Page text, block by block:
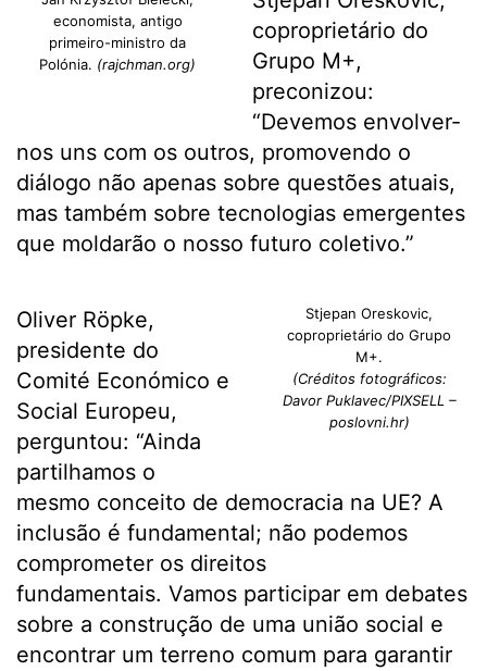
economista, antigo
primeiro-ministro da
Polónia. (rajchman.org)
coproprietário do
Grupo M+,
preconizou:
“Devemos envolver-
nos uns com os outros, promovendo o
diálogo não apenas sobre questões atuais,
mas também sobre tecnologias emergentes
que moldarão o nosso futuro coletivo.”
Stjepan Oreskovic,
coproprietário do Grupo
M+.
(Créditos fotográficos:
Davor Puklavec/PIXSELL –
poslovni.hr)
Oliver Röpke,
presidente do
Comité Económico e
Social Europeu,
perguntou: “Ainda
partilhamos o
mesmo conceito de democracia na UE? A
inclusão é fundamental; não podemos
comprometer os direitos
fundamentais. Vamos participar em debates
sobre a construção de uma união social e
encontrar um terreno comum para garantir